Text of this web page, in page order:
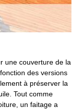
une couverture de la
des versions
à préserver la
Tout comme
un faitage a